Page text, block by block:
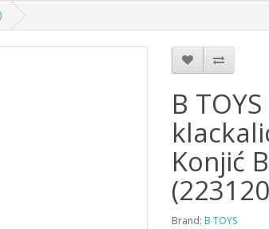
B
Konjić
Brand: B TOYS